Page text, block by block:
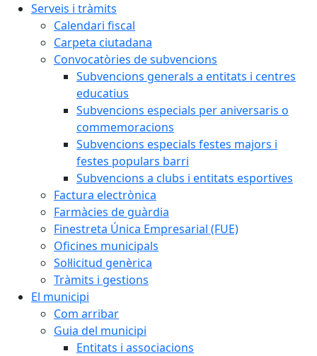
Serveis i tràmits
Calendari fiscal
Carpeta ciutadana
Convocatòries de subvencions
Subvencions generals a entitats i centres
educatius
Subvencions especials per aniversaris o
commemoracions
Subvencions especials festes majors i
festes populars barri
Subvencions a clubs i entitats esportives
Factura electrònica
Farmàcies de guàrdia
Finestreta Única Empresarial (FUE)
Oficines municipals
Sol·licitud genèrica
Tràmits i gestions
El municipi
Com arribar
Guia del municipi
Entitats i associacions